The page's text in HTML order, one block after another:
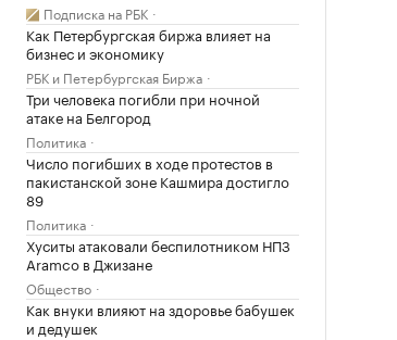
Подписка на РБК
Как Петербургская биржа влияет на
бизнес и экономику
РБК и Петербургская Биржа
Три человека погибли при ночной
атаке на Белгород
Политика
Число погибших в ходе протестов в
пакистанской зоне Кашмира достигло
89
Политика
Хуситы атаковали беспилотником НПЗ
Aramco в Джизане
Общество
Как внуки влияют на здоровье бабушек
и дедушек